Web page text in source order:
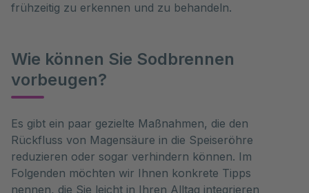
frühzeitig zu erkennen und zu behandeln.
Wie können Sie Sodbrennen
vorbeugen?
Es gibt ein paar gezielte Maßnahmen, die den
Rückfluss von Magensäure in die Speiseröhre
reduzieren oder sogar verhindern können. Im
Folgenden möchten wir Ihnen konkrete Tipps
nennen, die Sie leicht in Ihren Alltag integrieren